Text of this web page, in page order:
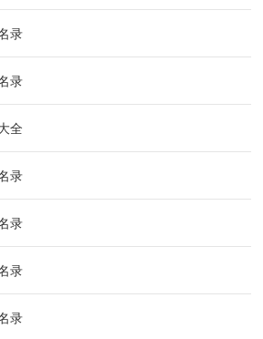
录
录
全
录
录
录
录